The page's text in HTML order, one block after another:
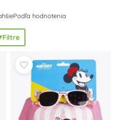
zips, pracku či cvoky,
na rôzne obvody hlavy.
a nízka hmotnosť sa
deň. Praktické detaily ako
ohýbateľný či predĺžený
prvky zvyšujú funkčnosť a
chlapčenské šiltovky aj
farbách a s hravými
Či už potrebujete šiltovku
na bicykel alebo letný klobúk
Podľa hodnotenia
Filtre